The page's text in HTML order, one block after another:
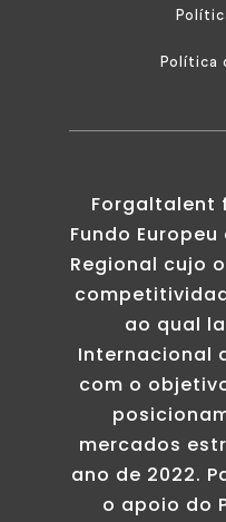
Política
Forgaltalent
Fundo
Regional cujo
ao qual
Internacional
com o
mercados
ano de 2022.
o apoio do